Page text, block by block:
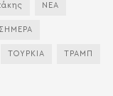
ΝΕΑ
ΤΟΥΡΚΙΑ ΤΡΑΜΠ